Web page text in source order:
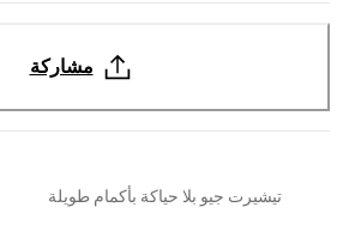
مشاركة
تيشيرت جيو بلا حياكة بأكمام طويلة